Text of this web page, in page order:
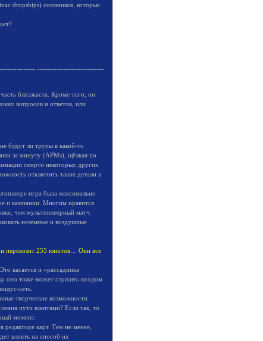
dropships) союзников, которые
----------------------------
близзкаста. Кроме того, он
вопросов и ответов, или
будут ли трупы в какой-то
за минуту (APMs), щёлкая по
смерти некоторых других
отключить такие детали в
игра была максимально
и кампании. Многим нравится
чем мультиплеерный матч.
наземные и воздушные
перевозит 255 юнитов… Они все
касается и «рассадника
оно тоже может служить входом
сеть.
творческие возможности
пути юнитами? Если так, то
момент.
редакторе карт. Тем не менее,
влиять на способ их